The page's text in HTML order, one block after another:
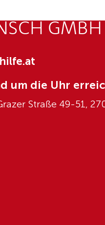
um die Uhr
Straße 49-51,